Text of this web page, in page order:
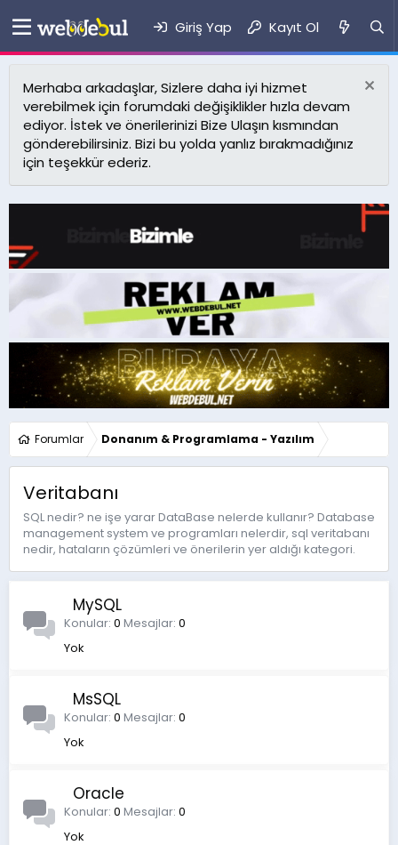
Giriş Yap Kayıt Ol
Merhaba arkadaşlar, Sizlere daha iyi hizmet
verebilmek için forumdaki değişiklikler hızla devam
ediyor. İstek ve önerilerinizi Bize Ulaşın kısmından
gönderebilirsiniz. Bizi bu yolda yanlız bırakmadığınız
için teşekkür ederiz.
Forumlar Donanım & Programlama - Yazılım
Veritabanı
SQL nedir? ne işe yarar DataBase nelerde kullanır? Database
management system ve programları nelerdir, sql veritabanı
nedir, hataların çözümleri ve önerilerin yer aldığı kategori.
MySQL
Konular 0 Mesajlar 0
Yok
MsSQL
Konular 0 Mesajlar 0
Yok
Oracle
Konular 0 Mesajlar 0
Yok